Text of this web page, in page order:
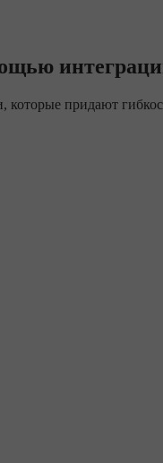
которые придают